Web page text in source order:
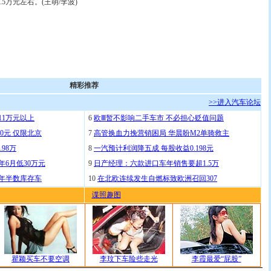
万元左右。(王萌/李波)
精彩推荐
>>进入汽车论坛
万元以上
元 仅限北京
万
6月低30万元
半数库存车
6 欧Ⅲ暂不影响二手车市 不必担心贬值问题
7 高管换血力挽营销困局 华晨盼M2单骑救主
8 一汽预计利润降五成 每股收益0.198元
9 日产经理：六款进口车年销售要超1.5万
10 在北欧连续发生自燃标致欧洲召回307
谍照趣图
瞿颖买车不要空调 李玟下车险些走光 李霞最爱“屁股”